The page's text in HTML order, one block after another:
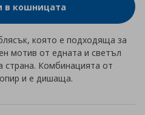
в кошницата
която е подходяща за
мотив от едната и светъл
страна. Комбинацията от
и е дишаща.